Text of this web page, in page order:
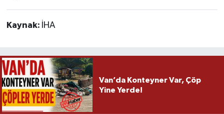
Kaynak: İHA
Van’da Konteyner Var, Çöp
Yine Yerde!